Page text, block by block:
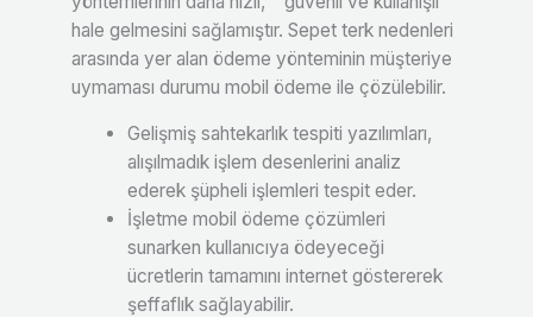
hale gelmesini sağlamıştır. Sepet terk nedenleri
arasında yer alan ödeme yönteminin müşteriye
uymaması durumu mobil ödeme ile çözülebilir.
Gelişmiş sahtekarlık tespiti yazılımları,
alışılmadık işlem desenlerini analiz
ederek şüpheli işlemleri tespit eder.
İşletme mobil ödeme çözümleri
sunarken kullanıcıya ödeyeceği
ücretlerin tamamını internet göstererek
şeffaflık sağlayabilir.